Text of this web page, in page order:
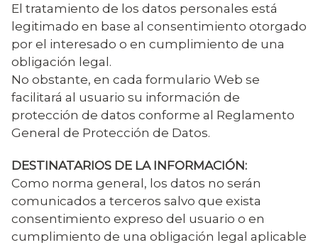
El tratamiento de los datos personales está
legitimado en base al consentimiento otorgado
por el interesado o en cumplimiento de una
obligación legal.
No obstante, en cada formulario Web se
facilitará al usuario su información de
protección de datos conforme al Reglamento
General de Protección de Datos.
DESTINATARIOS DE LA INFORMACIÓN:
Como norma general, los datos no serán
comunicados a terceros salvo que exista
consentimiento expreso del usuario o en
cumplimiento de una obligación legal aplicable